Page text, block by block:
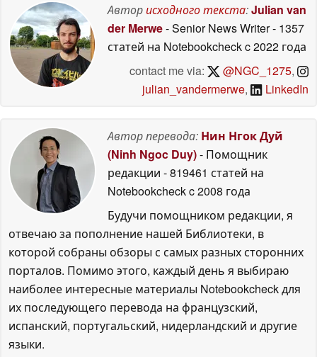
Авторисходного текста:Julian van
der Merwe- Senior News Writer- 1357
статей на Notebookcheckc 2022 года
contact me via:
@NGC_1275,
julian_vandermerwe, LinkedIn
Автор перевода: Нин Нгок Дуй
(Ninh Ngoc Duy)- Помощник
редакции - 819461 статей на
Notebookcheckc 2008 года
Будучи помощником редакции, я
отвечаю за пополнение нашей Библиотеки, в
которой собраны обзоры с самых разных сторонних
порталов. Помимо этого, каждый день я выбираю
наиболее интересные материалы Notebookcheck для
их последующего перевода на французский,
испанский, португальский, нидерландский и другие
языки.